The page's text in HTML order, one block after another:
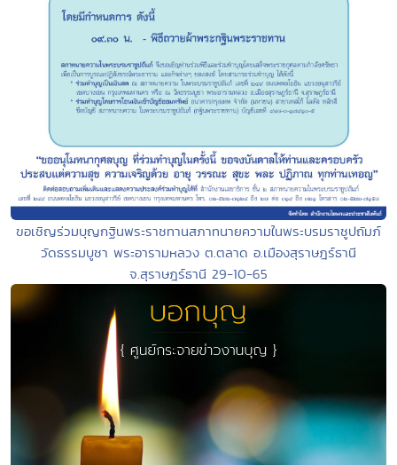
ขอเชิญร่วมบุญกฐินพระราชทานสภาทนายความในพระบรมราชูปถัมภ์
วัดธรรมบูชา พระอารามหลวง ต.ตลาด อ.เมืองสุราษฎร์ธานี
จ.สุราษฎร์ธานี 29-10-65